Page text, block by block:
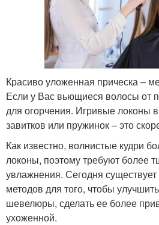
Красиво уложенная прическа –
Если у Вас вьющиеся волосы от
для огорчения. Игривые локоны
завитков или пружинок – это
Как известно, волнистые кудри
локоны, поэтому требуют более
увлажнения. Сегодня
методов для того, чтобы
шевелюры, сделать ее более
ухоженной.